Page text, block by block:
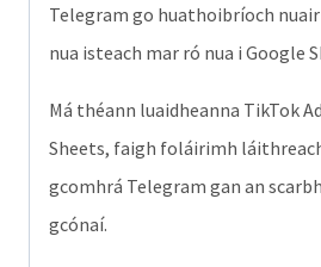
mar
theachtaireacht
Telegram
ghlan
Telegram go huathoibríoch
nua isteach mar ró nua i Google
Má théann luaidheanna TikTok
Sheets, faigh foláirimh
gcomhrá Telegram gan an
gcónaí.